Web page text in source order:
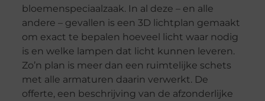
bloemenspeciaalzaak. In al deze – en alle
andere – gevallen is een 3D lichtplan gemaakt
om exact te bepalen hoeveel licht waar nodig
is en welke lampen dat licht kunnen leveren.
Zo’n plan is meer dan een ruimtelijke schets
met alle armaturen daarin verwerkt. De
offerte, een beschrijving van de afzonderlijke